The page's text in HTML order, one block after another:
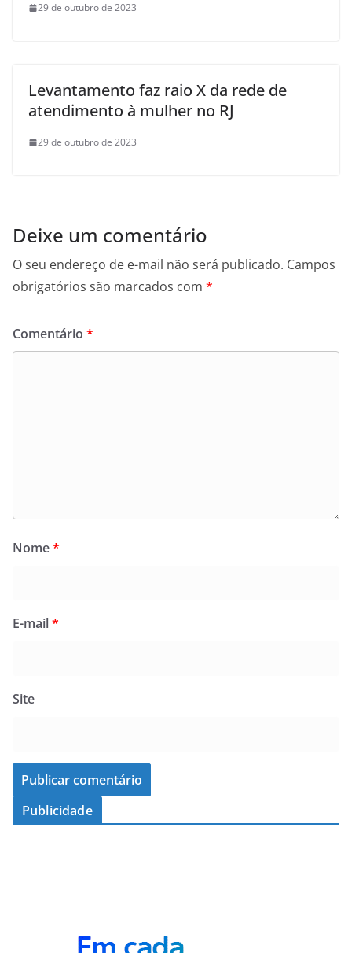
29 de outubro de 2023
Levantamento faz raio X da rede de
atendimento à mulher no RJ
29 de outubro de 2023
Deixe um comentário
O seu endereço de e-mail não será publicado. Campos
obrigatórios são marcados com *
Comentário *
Nome*
E-mail*
Site
Publicidade